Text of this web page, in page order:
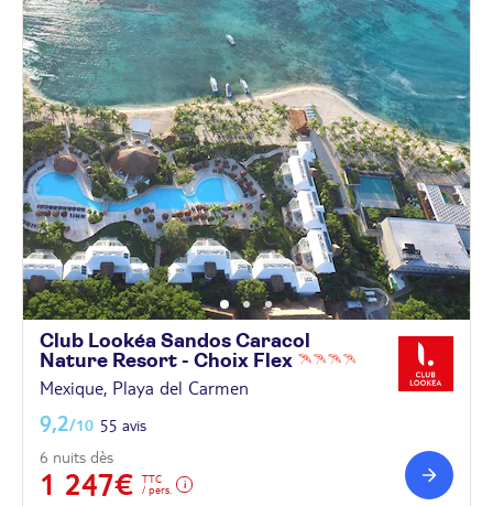
Club Lookéa Sandos Caracol
Nature Resort - Choix Flex
Mexique, Playa del Carmen
9,2/10 55 avis
6 nuits dès
1 247€
TTC
/ pers.